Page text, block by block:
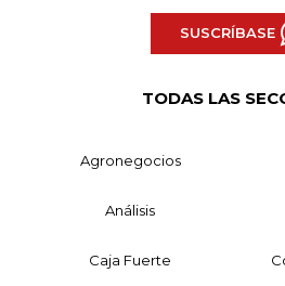
SUSCRÍBASE
TODAS LAS
Agronegocios
Análisis
Caja Fuerte